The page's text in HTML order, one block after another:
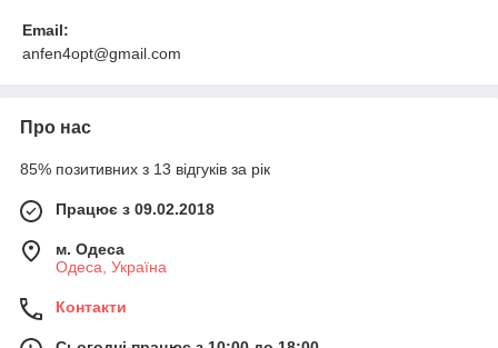
Email:
anfen4opt@gmail.com
Про нас
85% позитивних з 13 відгуків за рік
Працює з 09.02.2018
м. Одеса
Одеса, Україна
Контакти